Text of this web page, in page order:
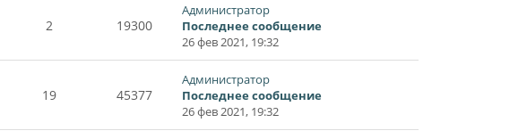
2 19300
Администратор
Последнее сообщение
26 фев 2021, 19:32
19 45377
Администратор
Последнее сообщение
26 фев 2021, 19:32